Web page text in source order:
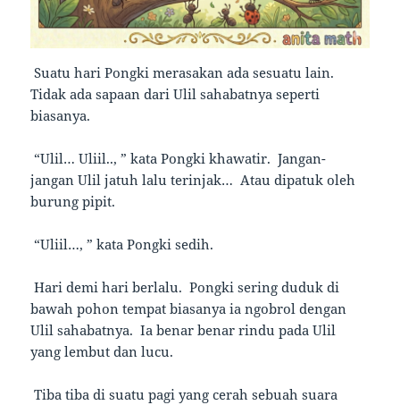
Suatu hari Pongki merasakan ada sesuatu lain.
Tidak ada sapaan dari Ulil sahabatnya seperti
biasanya.
“Ulil… Uliil.., ” kata Pongki khawatir. Jangan-
jangan Ulil jatuh lalu terinjak… Atau dipatuk oleh
burung pipit.
“Uliil…, ” kata Pongki sedih.
Hari demi hari berlalu. Pongki sering duduk di
bawah pohon tempat biasanya ia ngobrol dengan
Ulil sahabatnya. Ia benar benar rindu pada Ulil
yang lembut dan lucu.
Tiba tiba di suatu pagi yang cerah sebuah suara